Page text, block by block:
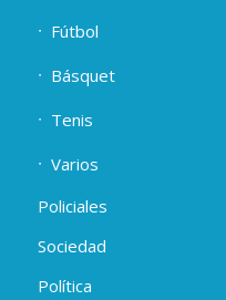
Fútbol
Básquet
Tenis
Varios
Policiales
Sociedad
Política